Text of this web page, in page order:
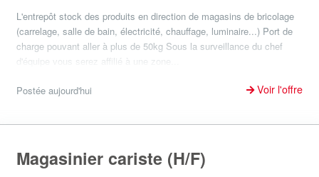
L'entrepôt stock des produits en direction de magasins de bricolage
(carrelage, salle de bain, électricité, chauffage, luminaire...) Port de
charge pouvant aller à plus de 50kg Sous la surveillance du chef
d'équipe vous serez affilié à une zone...
Postée aujourd'hui Voir l'offre
Magasinier cariste (H/F)